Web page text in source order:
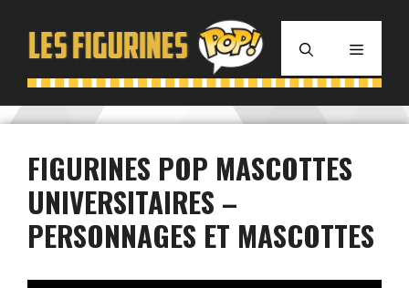
contenu
MENU
FIGURINES POP MASCOTTES
UNIVERSITAIRES –
PERSONNAGES ET MASCOTTES